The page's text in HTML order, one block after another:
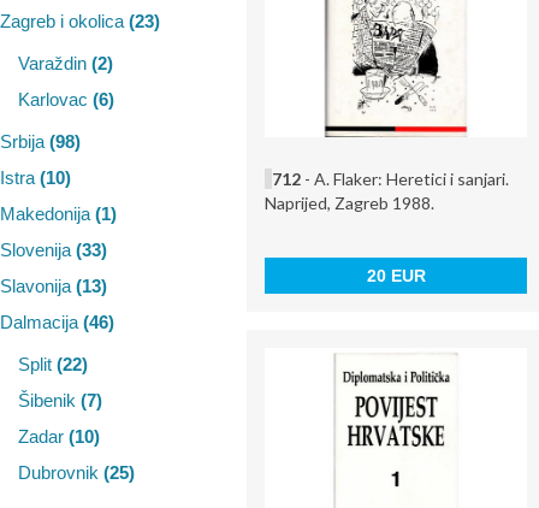
Zagreb i okolica (23)
Varaždin (2)
Karlovac (6)
Srbija (98)
Istra (10)
Makedonija (1)
Slovenija (33)
Slavonija (13)
Dalmacija (46)
Split (22)
Šibenik (7)
Zadar (10)
Dubrovnik (25)
712 - A. Flaker: Heretici i sanjari.
Naprijed, Zagreb 1988.
20 EUR